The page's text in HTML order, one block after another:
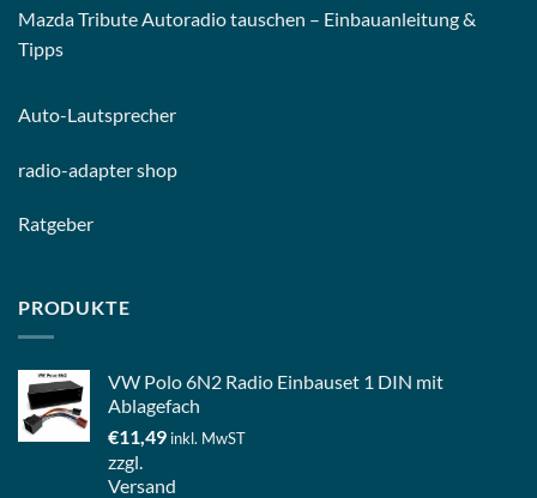
Mazda Tribute Autoradio tauschen – Einbauanleitung &
Tipps
Auto-Lautsprecher
radio-adapter shop
Ratgeber
PRODUKTE
VW Polo 6N2 Radio Einbauset 1 DIN mit
Ablagefach
€11,49 inkl. MwST
zzgl.
Versand